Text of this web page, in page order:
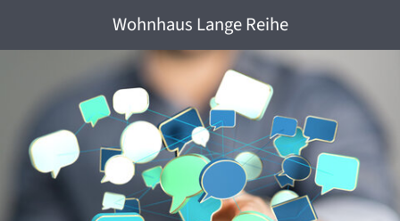
Wohnhaus Lange Reihe